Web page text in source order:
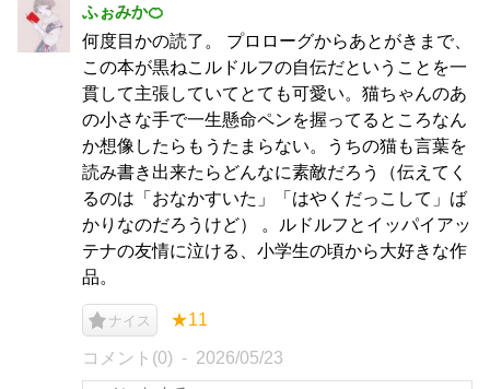
ふぉみか🍊
何度目かの読了。 プロローグからあとがきまで、
この本が黒ねこルドルフの自伝だということを一
貫して主張していてとても可愛い。猫ちゃんのあ
の小さな手で一生懸命ペンを握ってるところなん
か想像したらもうたまらない。うちの猫も言葉を
読み書き出来たらどんなに素敵だろう（伝えてく
るのは「おなかすいた」「はやくだっこして」ば
かりなのだろうけど） 。ルドルフとイッパイアッ
テナの友情に泣ける、小学生の頃から大好きな作
品。
ナイス ★11
コメント(0) 2026/05/23